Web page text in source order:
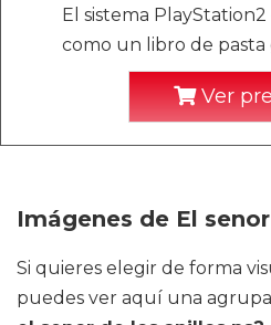
El sistema
como un libro de pasta
Ver
Imágenes de El
Si quieres elegir de forma
puedes ver aquí una